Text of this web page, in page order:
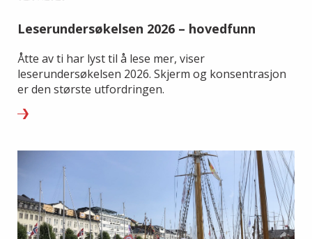
Leserundersøkelsen 2026 – hovedfunn
Åtte av ti har lyst til å lese mer, viser
leserundersøkelsen 2026. Skjerm og konsentrasjon
er den største utfordringen.